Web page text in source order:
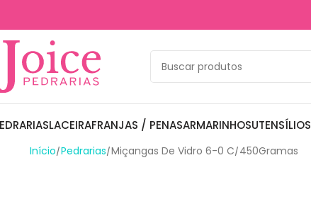
LACEIRAFRANJAS / PENASARMARINHOSUTENSÍLIOS
Início Pedrarias Miçangas De Vidro 6-0 C/450Gramas